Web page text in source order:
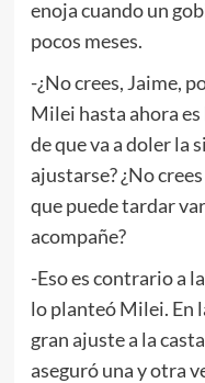
enoja cuando un
pocos meses.
-¿No crees, Jaime,
Milei hasta ahora
de que va a doler la
ajustarse? ¿No
que puede tardar
acompañe?
-Eso es contrario a
lo planteó Milei. En
gran ajuste a la
aseguró una y otra